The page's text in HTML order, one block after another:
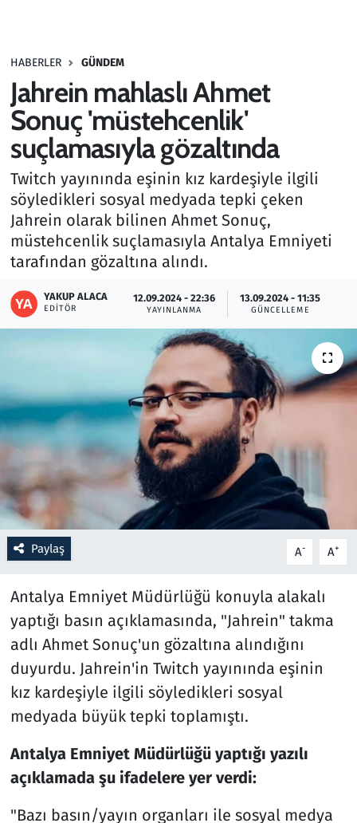
HABERLER GÜNDEM
Jahrein mahlaslı Ahmet
Sonuç 'müstehcenlik'
suçlamasıyla gözaltında
Twitch yayınında eşinin kız kardeşiyle ilgili
söyledikleri sosyal medyada tepki çeken
Jahrein olarak bilinen Ahmet Sonuç,
müstehcenlik suçlamasıyla Antalya Emniyeti
tarafından gözaltına alındı.
YAKUP ALACA
EDITÖR
12.09.2024 - 22:36
YAYINLANMA
13.09.2024 - 11:35
GÜNCELLEME
Paylaş A- A+
Antalya Emniyet Müdürlüğü konuyla alakalı
yaptığı basın açıklamasında, "Jahrein" takma
adlı Ahmet Sonuç'un gözaltına alındığını
duyurdu. Jahrein'in Twitch yayınında eşinin
kız kardeşiyle ilgili söyledikleri sosyal
medyada büyük tepki toplamıştı.
Antalya Emniyet Müdürlüğü yaptığı yazılı
açıklamada şu ifadelere yer verdi:
"Bazı basın/yayın organları ile sosyal medya
Haber
Kültür Sanat
Kurumsal Haberler
Lezzet Durağı
Memur ve Kamu
Otomobil
Oyun
Resmi İlanlar
Rüya Tabirleri
Sağlık
Savunma Sanayi
Seçim 2023
Spor
Teknoloji ve Bilim
Televizyon